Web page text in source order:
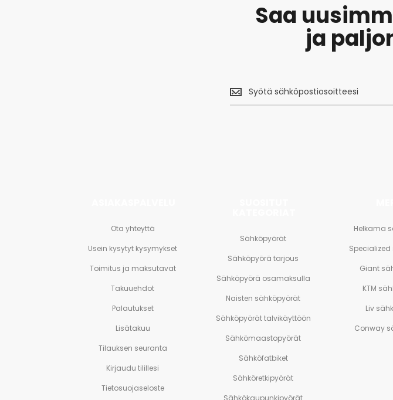
Saa
ja
uusimmat
tarjoukset
Ota yhteyttä
Usein kysytyt kysymykset
Toimitus ja maksutavat
Takuuehdot
Palautukset
Lisätakuu
Tilauksen seuranta
Kirjaudu tilillesi
Tietosuojaseloste
Sähköpyörät
Sähköpyörä tarjous
Sähköpyörä osamaksulla
Naisten sähköpyörät
Sähköpyörät talvikäyttöön
Sähkömaastopyörät
Sähköfatbiket
Sähköretkipyörät
Sähkökaupunkipyörät
Helkama
Giant
KTM
Liv
Conway